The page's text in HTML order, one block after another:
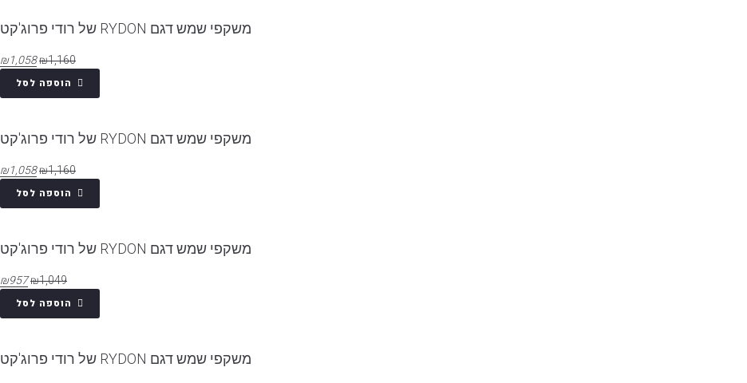
משקפי שמש דגם RYDON של רודי פרוג'קט
₪1,160
₪1,058
הוספה לסל
משקפי שמש דגם RYDON של רודי פרוג'קט
₪1,160
₪1,058
הוספה לסל
משקפי שמש דגם RYDON של רודי פרוג'קט
₪1,049
₪957
הוספה לסל
משקפי שמש דגם RYDON של רודי פרוג'קט